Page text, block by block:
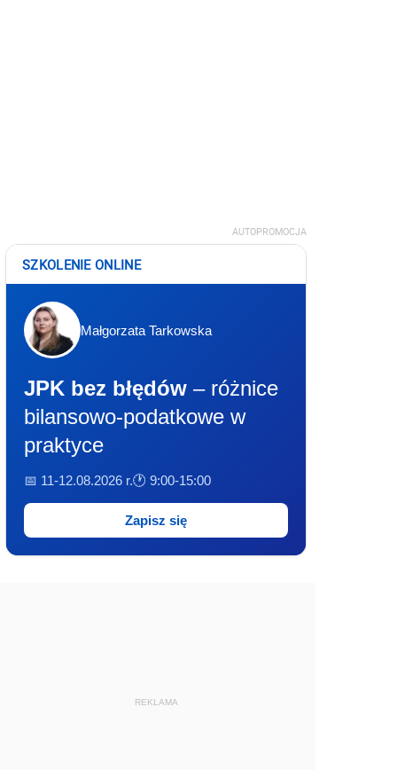
AUTOPROMOCJA
SZKOLENIE ONLINE
Małgorzata Tarkowska
JPK bez błędów – różnice
bilansowo-podatkowe w
praktyce
📅 11-12.08.2026 r.🕐 9:00-15:00
Zapisz się
REKLAMA